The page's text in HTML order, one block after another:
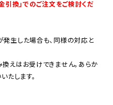
引換」でのご注文をご検討くだ
生した場合も、同様の対応と
えはお受けできません。あらか
たします。